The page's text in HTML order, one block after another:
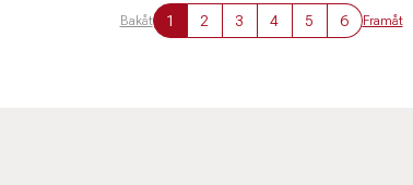
Bakåt 1 2 3 4 5 6 Framåt